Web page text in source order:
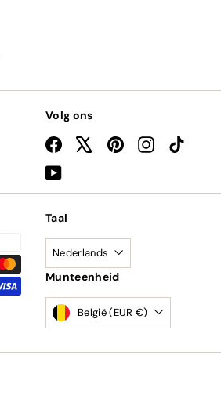
Volg ons
Facebook PinterestInstagram
YouTube
Taal
Nederlands
Munteenheid
België (EUR €)